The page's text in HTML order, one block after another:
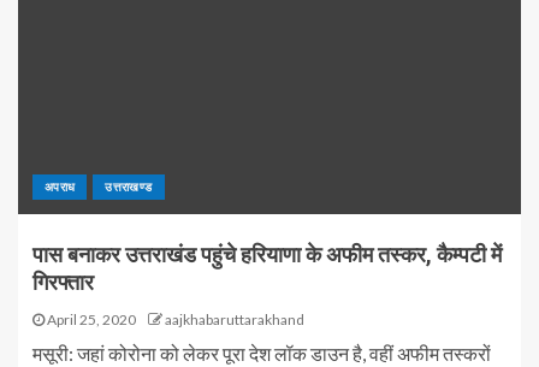
अपराध उत्तराखण्ड
पास बनाकर उत्तराखंड पहुंचे हरियाणा के अफीम तस्कर, कैम्पटी में
गिरफ्तार
April 25, 2020 aajkhabaruttarakhand
मसूरी: जहां कोरोना को लेकर पूरा देश लॉक डाउन है, वहीं अफीम तस्करों